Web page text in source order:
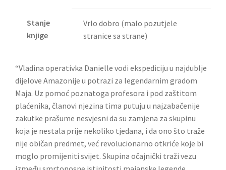
Stanje
knjige
Vrlo dobro (malo pozutjele
stranice sa strane)
“Vladina operativka Danielle vodi ekspediciju u najdublje
dijelove Amazonije u potrazi za legendarnim gradom
Maja. Uz pomoć poznatoga profesora i pod zaštitom
plaćenika, članovi njezina tima putuju u najzabačenije
zakutke prašume nesvjesni da su zamjena za skupinu
koja je nestala prije nekoliko tjedana, i da ono što traže
nije običan predmet, već revolucionarno otkriće koje bi
moglo promijeniti svijet. Skupina očajnički traži vezu